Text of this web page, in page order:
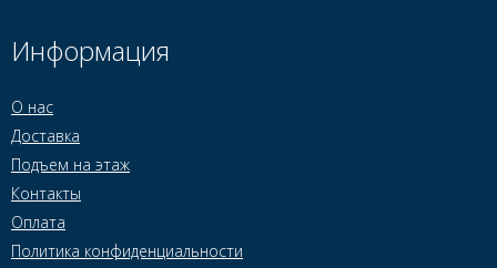
Информация
О нас
Доставка
Подъем на этаж
Контакты
Оплата
Политика конфиденциальности